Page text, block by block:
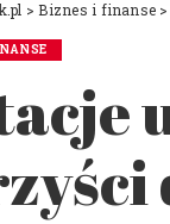
>Biznes i finanse >